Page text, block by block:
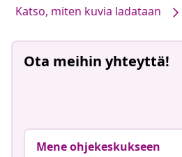
Katso, miten kuvia ladataan
Ota meihin yhteyttä!
Mene ohjekeskukseen